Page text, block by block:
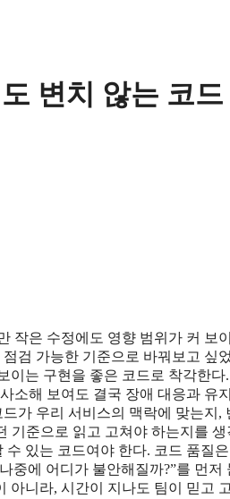
변치 않는 코
작은 수정에도 영향 범위가 커 보
검 가능한 기준으로 바꿔보고 싶
는 구현을 좋은 코드로 착각한
소해 보여도 결국 장애 대응과 유
가 우리 서비스의 맥락에 맞는지,
준으로 읽고 고쳐야 하는지를
있는 코드여야 한다. 코드 품질
중에 어디가 불안해질까?”를 먼
니라, 시간이 지나도 팀이 믿고